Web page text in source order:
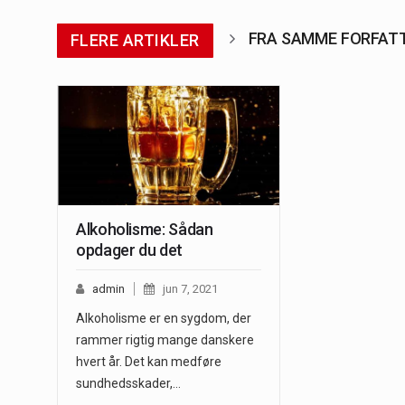
FLERE ARTIKLER FRA SAMME
Alkoholisme: Sådan
opdager du det
admin jun 7, 2021
Alkoholisme er en sygdom, der
rammer rigtig mange danskere
hvert år. Det kan medføre
sundhedsskader,…